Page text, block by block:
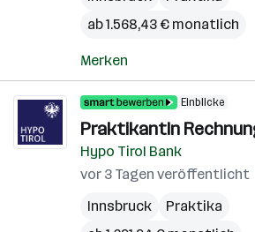
ab 1.568,43 € monatlich
Merken
Einblicke
PraktikantIn
Hypo Tirol Bank
vor 3 Tagen veröffentlicht
Innsbruck
Praktika